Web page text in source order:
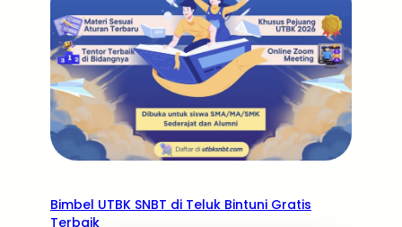
Bimbel UTBK SNBT di Teluk Bintuni Gratis
Terbaik